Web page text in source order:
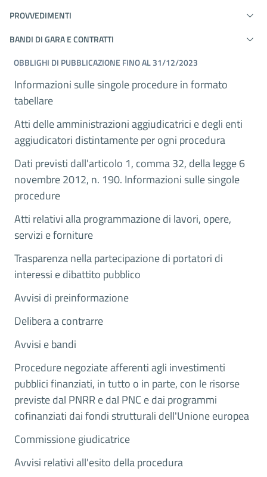
PROVVEDIMENTI
BANDI DI GARA E CONTRATTI
OBBLIGHI DI PUBBLICAZIONE FINO AL 31/12/2023
Informazioni sulle singole procedure in formato
tabellare
Atti delle amministrazioni aggiudicatrici e degli enti
aggiudicatori distintamente per ogni procedura
Dati previsti dall'articolo 1, comma 32, della legge 6
novembre 2012, n. 190. Informazioni sulle singole
procedure
Atti relativi alla programmazione di lavori, opere,
servizi e forniture
Trasparenza nella partecipazione di portatori di
interessi e dibattito pubblico
Avvisi di preinformazione
Delibera a contrarre
Avvisi e bandi
Procedure negoziate afferenti agli investimenti
pubblici finanziati, in tutto o in parte, con le risorse
previste dal PNRR e dal PNC e dai programmi
cofinanziati dai fondi strutturali dell'Unione europea
Commissione giudicatrice
Avvisi relativi all'esito della procedura